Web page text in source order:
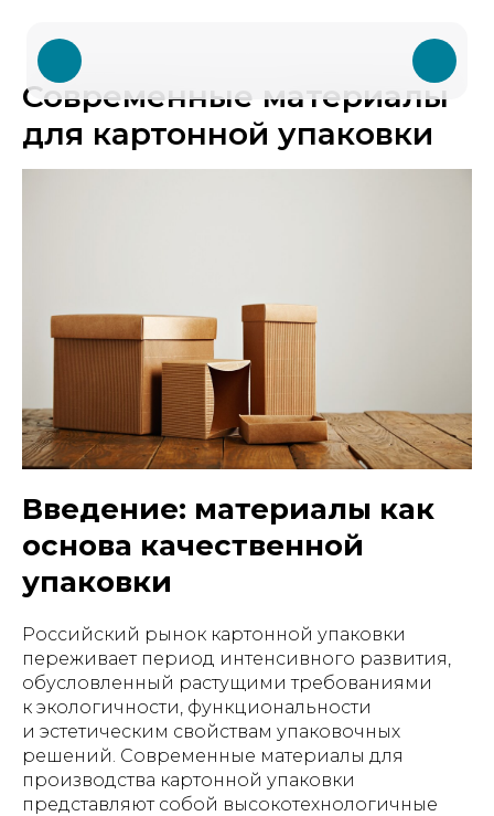
Современные материалы
для картонной упаковки
Введение: материалы как
основа качественной
упаковки
Российский рынок картонной упаковки
переживает период интенсивного развития,
обусловленный растущими требованиями
к экологичности, функциональности
и эстетическим свойствам упаковочных
решений. Современные материалы для
производства картонной упаковки
представляют собой высокотехнологичные